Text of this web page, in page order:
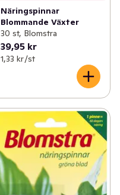
Näringspinnar
Blommande Växter
30 st, Blomstra
39,95 kr
1,33 kr /st